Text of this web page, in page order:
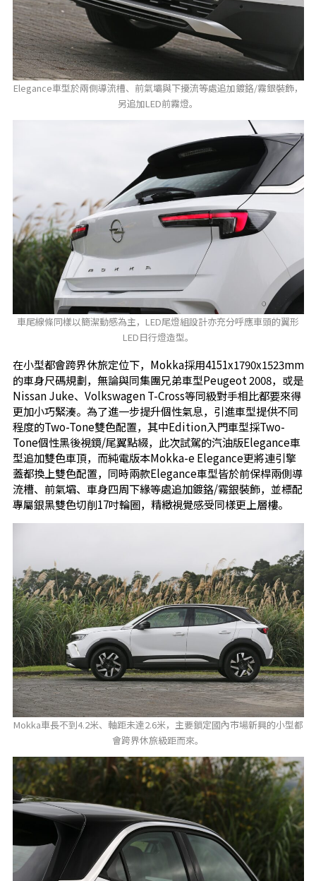
Elegance車型於兩側導流槽、前氣壩與下擾流等處追加鍍鉻/霧銀裝飾，
另追加LED前霧燈。
車尾線條同樣以簡潔動感為主，LED尾燈組設計亦充分呼應車頭的翼形
LED日行燈造型。
在小型都會跨界休旅定位下，Mokka採用4151x1790x1523mm
的車身尺碼規劃，無論與同集團兄弟車型Peugeot 2008，或是
Nissan Juke、Volkswagen T-Cross等同級對手相比都要來得
更加小巧緊湊。為了進一步提升個性氣息，引進車型提供不同
程度的Two-Tone雙色配置，其中Edition入門車型採Two-
Tone個性黑後視鏡/尾翼點綴，此次試駕的汽油版Elegance車
型追加雙色車頂，而純電版本Mokka-e Elegance更將連引擎
蓋都換上雙色配置，同時兩款Elegance車型皆於前保桿兩側導
流槽、前氣壩、車身四周下緣等處追加鍍鉻/霧銀裝飾，並標配
專屬銀黑雙色切削17吋輪圈，精緻視覺感受同樣更上層樓。
Mokka車長不到4.2米、軸距未達2.6米，主要鎖定國內市場新興的小型都
會跨界休旅級距而來。